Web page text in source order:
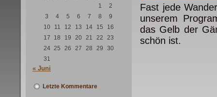
1
2
3
4 5 6 7 8
9
10
11 12 13 14 15
16
17
18 19 20 21 22
23
24 25 26 27 28 29
30
31
« Juni
Letzte Kommentare
Fast jede
unserem
das Gelb der
schön ist.